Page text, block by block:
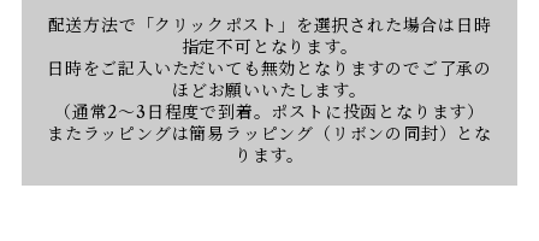
配送方法で「クリックポスト」を選択された場合は日時
指定不可となります。
日時をご記入いただいても無効となりますのでご了承の
ほどお願いいたします。
（通常2〜3日程度で到着。ポストに投函となります）
またラッピングは簡易ラッピング（リボンの同封）とな
ります。